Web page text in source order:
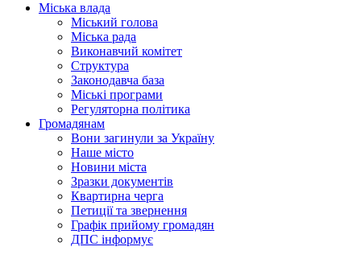
Міська влада
Міський голова
Міська рада
Виконавчий комітет
Структура
Законодавча база
Міські програми
Регуляторна політика
Громадянам
Вони загинули за Україну
Наше місто
Новини міста
Зразки документів
Квартирна черга
Петиції та звернення
Графік прийому громадян
ДПС інформує